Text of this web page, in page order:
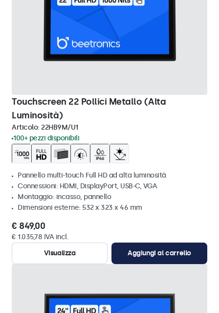
Touchscreen 22 Pollici Metallo (Alta
Luminosità)
Articolo: 22HB9M/U1
100+ pezzi disponibili
Pannello multi-touch Full HD ad alta luminosità
Connessioni: HDMI, DisplayPort, USB-C, VGA
Montaggio: incasso, pannello
Dimensioni esterne: 532 x 323 x 46 mm
€ 849,00
€ 1.035,78 IVA incl.
Visualizza
Aggiungi al carrello